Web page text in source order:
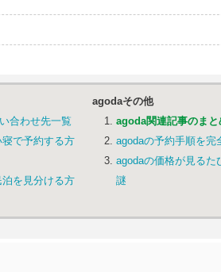
合わせ先一覧
で予約する方
を見分ける方
agodaその他
agoda関連記事のまと
agodaの予約手順を完
agodaの価格が見るた
謎